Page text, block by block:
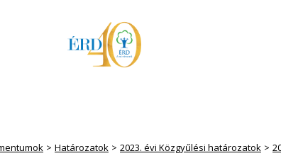
Határozatok 2023. évi Közgyűlési határozatok